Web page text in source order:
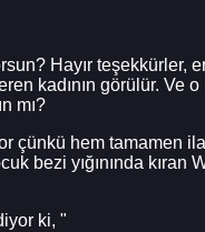
Hayır teşekkürler,
görülür. Ve o
mı?
çünkü hem tamamen
bezi yığınında kıran
ki, "